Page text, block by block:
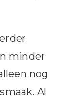
minder
nog
Al